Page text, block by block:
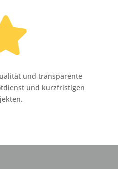
und transparente
und kurzfristigen